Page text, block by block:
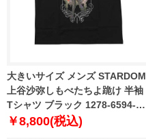
大きいサイズ メンズ STARDOM
上谷沙弥しもべたちよ跪け 半袖
Tシャツ ブラック 1278-6594-1
3L 4L 5L 6L
￥8,800(税込)